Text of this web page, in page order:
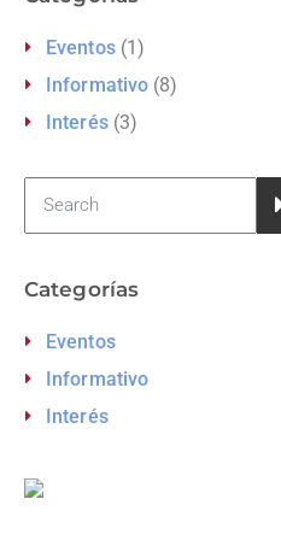
Eventos(1)
Informativo (8)
Interés(3)
Categorías
Eventos
Informativo
Interés